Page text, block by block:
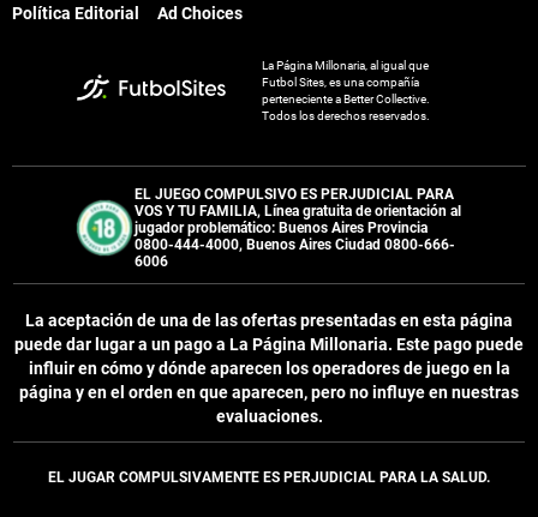
Política Editorial
Ad Choices
La Página Millonaria, al igual que
Futbol Sites, es una compañía
perteneciente a Better Collective.
Todos los derechos reservados.
EL JUEGO COMPULSIVO ES PERJUDICIAL PARA
VOS Y TU FAMILIA, Línea gratuita de orientación al
jugador problemático: Buenos Aires Provincia
0800-444-4000, Buenos Aires Ciudad 0800-666-
6006
La aceptación de una de las ofertas presentadas en esta página
puede dar lugar a un pago a La Página Millonaria. Este pago puede
influir en cómo y dónde aparecen los operadores de juego en la
página y en el orden en que aparecen, pero no influye en nuestras
evaluaciones.
EL JUGAR COMPULSIVAMENTE ES PERJUDICIAL PARA LA SALUD.